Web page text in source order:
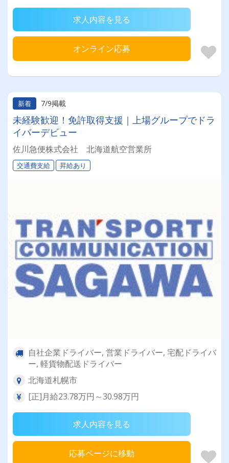
求人内容を見る
オンライン応募
新着 7/9掲載
未経験歓迎！免許取得支援｜上場グループでドラ
イバーデビュー
佐川急便株式会社 北海道航空営業所
交通費支給 昇給あり
自社企業ドライバー, 営業ドライバー, 宅配ドライバ
ー, 軽貨物配送ドライバー
北海道札幌市
[正]月給23.78万円～30.98万円
求人内容を見る
応募ページに移動